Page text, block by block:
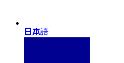
日本語